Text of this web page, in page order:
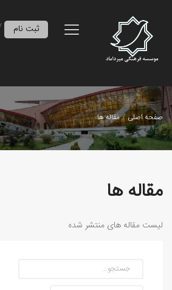
ثبت نام
صفحه اصلی مقاله ها
مقاله ها
لیست مقاله های منتشر شده